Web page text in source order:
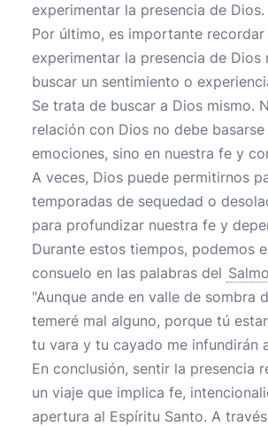
experimentar la presencia de Dios.
Por último, es importante recordar
experimentar la presencia de Dios
buscar un sentimiento o
Se trata de buscar a Dios mismo.
relación con Dios no debe
emociones, sino en nuestra fe y
A veces, Dios puede permitirnos
temporadas de sequedad o
para profundizar nuestra fe y
Durante estos tiempos, podemos
consuelo en las palabras del
"Aunque ande en valle de sombra
temeré mal alguno, porque tú
tu vara y tu cayado me infundirán
En conclusión, sentir la presencia
un viaje que implica fe,
apertura al Espíritu Santo. A